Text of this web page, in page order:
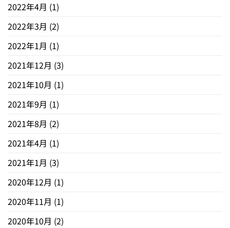
2022年4月 (1)
2022年3月 (2)
2022年1月 (1)
2021年12月 (3)
2021年10月 (1)
2021年9月 (1)
2021年8月 (2)
2021年4月 (1)
2021年1月 (3)
2020年12月 (1)
2020年11月 (1)
2020年10月 (2)